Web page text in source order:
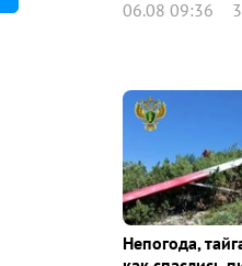
06.08 09:36
Непогода,